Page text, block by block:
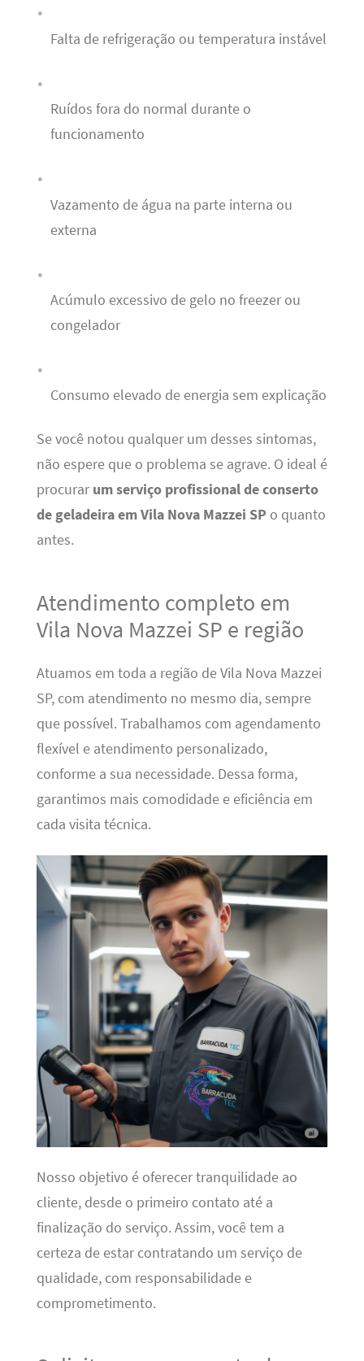
Falta de refrigeração ou temperatura instável
Ruídos fora do normal durante o
funcionamento
Vazamento de água na parte interna ou
externa
Acúmulo excessivo de gelo no freezer ou
congelador
Consumo elevado de energia sem explicação
Se você notou qualquer um desses sintomas,
não espere que o problema se agrave. O ideal é
procurar um serviço profissional de conserto
de geladeira em Vila Nova Mazzei SP o quanto
antes.
Atendimento completo em
Vila Nova Mazzei SP e região
Atuamos em toda a região de Vila Nova Mazzei
SP, com atendimento no mesmo dia, sempre
que possível. Trabalhamos com agendamento
flexível e atendimento personalizado,
conforme a sua necessidade. Dessa forma,
garantimos mais comodidade e eficiência em
cada visita técnica.
Nosso objetivo é oferecer tranquilidade ao
cliente, desde o primeiro contato até a
finalização do serviço. Assim, você tem a
certeza de estar contratando um serviço de
qualidade, com responsabilidade e
comprometimento.